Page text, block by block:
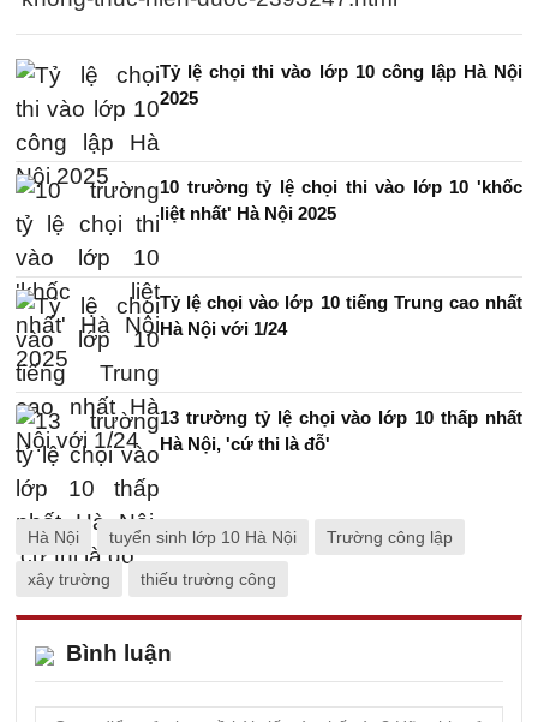
Tỷ lệ chọi thi vào lớp 10 công lập Hà Nội
2025
10 trường tỷ lệ chọi thi vào lớp 10 'khốc
liệt nhất' Hà Nội 2025
Tỷ lệ chọi vào lớp 10 tiếng Trung cao nhất
Hà Nội với 1/24
13 trường tỷ lệ chọi vào lớp 10 thấp nhất
Hà Nội, 'cứ thi là đỗ'
Hà Nội tuyển sinh lớp 10 Hà Nội Trường công lập
xây trường thiếu trường công
Bình luận